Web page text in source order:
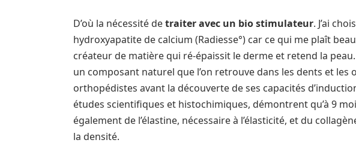
D’où la nécessité detraiter avec un bio stimulateur. J’ai
hydroxyapatite de calcium (Radiesse°) car ce qui me plaît
créateur de matière qui ré-épaissit le derme et retend la
un composant naturel que l’on retrouve dans les dents et les
orthopédistes avant la découverte de ses capacités
études scientifiques et histochimiques, démontrent qu’à 9
également de l’élastine, nécessaire à l’élasticité, et du
la densité.